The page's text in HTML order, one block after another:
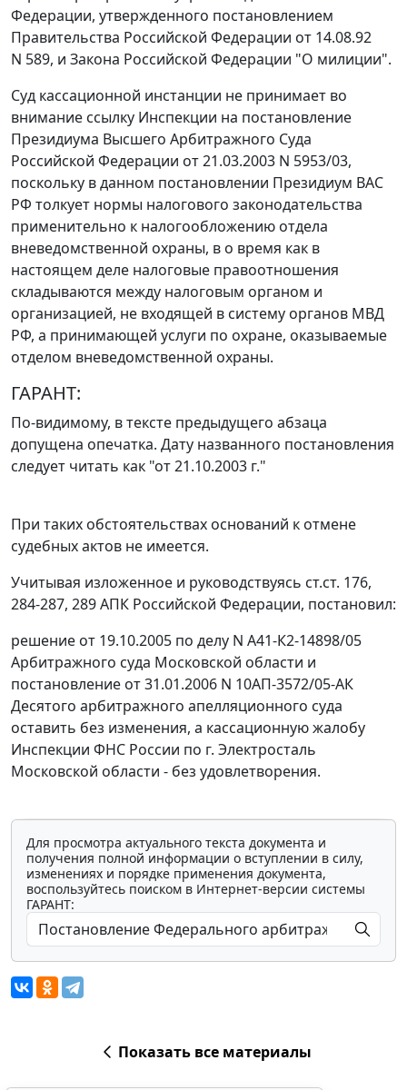
Федерации, утвержденного постановлением
Правительства Российской Федерации от 14.08.92
N 589, и Закона Российской Федерации "О милиции".
Суд кассационной инстанции не принимает во
внимание ссылку Инспекции на постановление
Президиума Высшего Арбитражного Суда
Российской Федерации от 21.03.2003 N 5953/03,
поскольку в данном постановлении Президиум ВАС
РФ толкует нормы налогового законодательства
применительно к налогообложению отдела
вневедомственной охраны, в о время как в
настоящем деле налоговые правоотношения
складываются между налоговым органом и
организацией, не входящей в систему органов МВД
РФ, а принимающей услуги по охране, оказываемые
отделом вневедомственной охраны.
ГАРАНТ:
По-видимому, в тексте предыдущего абзаца
допущена опечатка. Дату названного постановления
следует читать как "от 21.10.2003 г."
При таких обстоятельствах оснований к отмене
судебных актов не имеется.
Учитывая изложенное и руководствуясь ст.ст. 176,
284-287, 289АПК Российской Федерации, постановил:
решение от 19.10.2005 по делу N А41-К2-14898/05
Арбитражного суда Московской области и
постановление от 31.01.2006 N 10АП-3572/05-АК
Десятого арбитражного апелляционного суда
оставить без изменения, а кассационную жалобу
Инспекции ФНС России по г. Электросталь
Московской области - без удовлетворения.
Для просмотра актуального текста документа и
получения полной информации о вступлении в силу,
изменениях и порядке применения документа,
воспользуйтесь поиском в Интернет-версии системы
ГАРАНТ:
Показать все материалы